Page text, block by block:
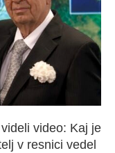
video: Kaj je
v resnici vedel